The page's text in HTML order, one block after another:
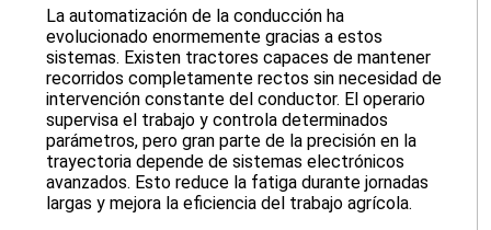
La automatización de la conducción ha
evolucionado enormemente gracias a estos
sistemas. Existen tractores capaces de mantener
recorridos completamente rectos sin necesidad de
intervención constante del conductor. El operario
supervisa el trabajo y controla determinados
parámetros, pero gran parte de la precisión en la
trayectoria depende de sistemas electrónicos
avanzados. Esto reduce la fatiga durante jornadas
largas y mejora la eficiencia del trabajo agrícola.